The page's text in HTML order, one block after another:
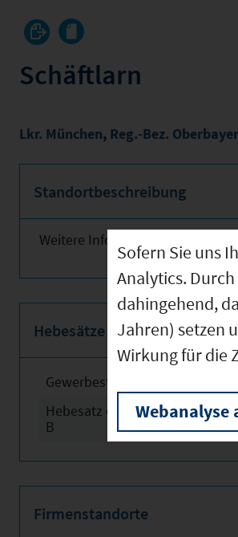
Schäftlarn
Lkr. München, Reg.-Bez.
Standortbeschreibung
Weitere Informationen finden
Hebesätze
Gewerbesteuerhebesatz
Hebesatz der Grundsteuer
B
Firmenstandorte
Sofern Sie uns
Analytics.
dahingehend,
Jahren) setzen
Wirkung für die
Webanalyse